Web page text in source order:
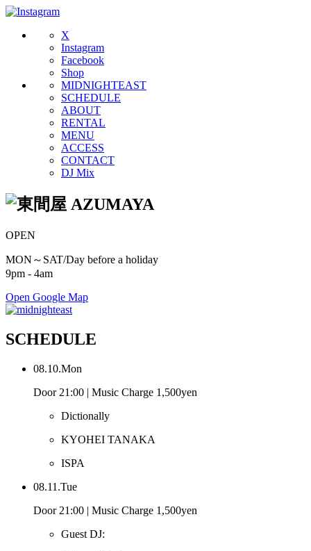
X
Instagram
Facebook
Shop
MIDNIGHTEAST
SCHEDULE
ABOUT
RENTAL
MENU
ACCESS
CONTACT
DJ Mix
OPEN
MON～SAT/Day before a holiday
9pm - 4am
Open Google Map
SCHEDULE
08.10.Mon
Door 21:00 | Music Charge 1,500yen
Dictionally
KYOHEI TANAKA
ISPA
08.11.Tue
Door 21:00 | Music Charge 1,500yen
Guest DJ: